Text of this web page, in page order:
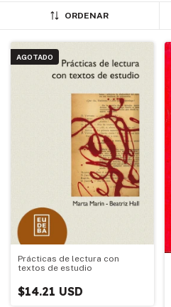
ORDENAR
AGOTADO
Prácticas de lectura con
textos de estudio
$14.21 USD